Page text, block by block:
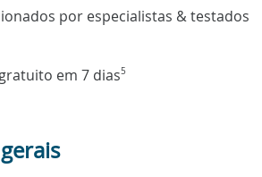
por especialistas & testados
em 7 dias5